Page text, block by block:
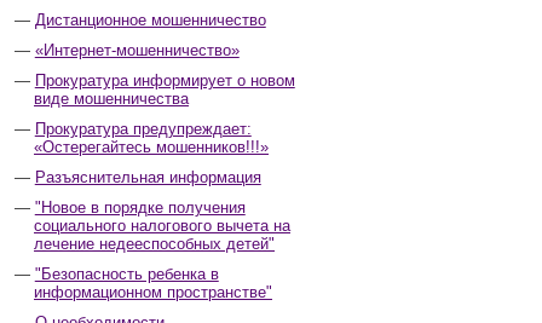
Дистанционное мошенничество
«Интернет-мошенничество»
Прокуратура информирует о новом
виде мошенничества
Прокуратура предупреждает:
«Остерегайтесь мошенников!!!»
Разъяснительная информация
"Новое в порядке получения
социального налогового вычета на
лечение недееспособных детей"
"Безопасность ребенка в
информационном пространстве"